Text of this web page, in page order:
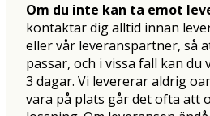
Om du inte kan ta emot
kontaktar dig alltid innan
eller vår leveranspartner, så
passar, och i vissa fall kan du
3 dagar. Vi levererar aldrig
vara på plats går det ofta att